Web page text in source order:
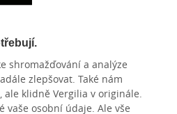
shromažďování a analýze
zlepšovat. Také nám
klidně Vergilia v originále.
osobní údaje. Ale vše